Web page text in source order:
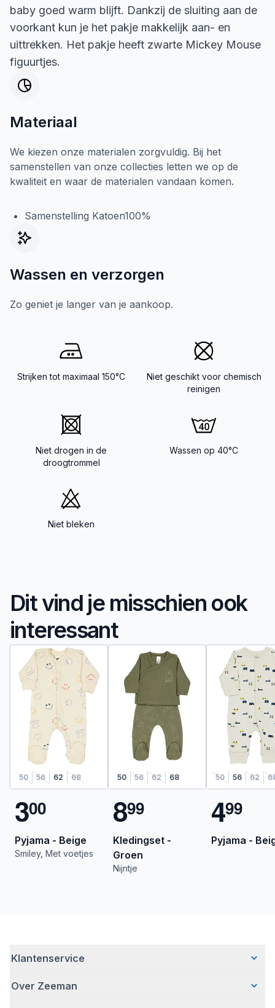
baby goed warm blijft. Dankzij de sluiting aan de
voorkant kun je het pakje makkelijk aan- en
uittrekken. Het pakje heeft zwarte Mickey Mouse
figuurtjes.
Materiaal
We kiezen onze materialen zorgvuldig. Bij het
samenstellen van onze collecties letten we op de
kwaliteit en waar de materialen vandaan komen.
Samenstelling Katoen100%
Wassen en verzorgen
Zo geniet je langer van je aankoop.
Strijken tot maximaal 150°C
Niet geschikt voor chemisch
reinigen
Niet drogen in de
droogtrommel
Wassen op 40°C
Niet bleken
Dit vind je misschien ook
interessant
50 56 62 68
300
Pyjama - Beige
Smiley, Met voetjes
50 56 62 68
899
Kledingset -
Groen
Nijntje
50 56 62
499
Pyjama -
Klantenservice
Veelgestelde vragen
Over Zeeman